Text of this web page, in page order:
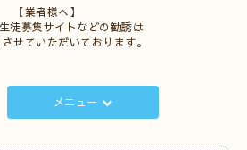
【業者様へ】
徒募集サイトなどの勧誘は
せていただいております。
メニュー